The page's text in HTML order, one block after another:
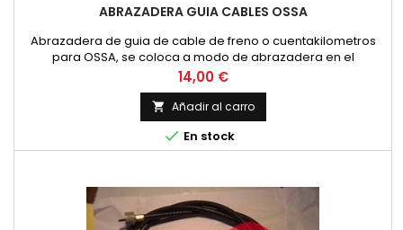
ABRAZADERA GUIA CABLES OSSA
Abrazadera de guia de cable de freno o cuentakilometros
para OSSA, se coloca a modo de abrazadera en el
guardapolvos de la suspension y permite que los cables no
se giren ni se introduzcan en la rueda.
Precio
14,00 €
 Añadir al carro
 En stock